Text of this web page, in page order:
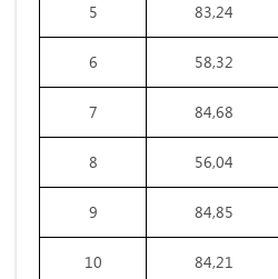
5 83,24
6 58,32
7 84,68
8 56,04
9 84,85
10 84,21